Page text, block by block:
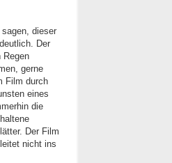
dieser
Der
Regen
gerne
Film durch
eines
die
Der Film
nicht ins